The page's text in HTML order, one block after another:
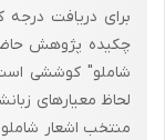
هست اینکه، کشف آن
نیست و تعداد
این کشف این کیفیت
طرف که رفتند، جز
برای دریافت درجه
چکیده پژوهش
شاملو" کوششی
لحاظ معیارهای
منتخب اشعار